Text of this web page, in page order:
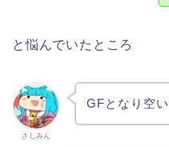
と悩んでいたところ
さしみん
GFとなり空い